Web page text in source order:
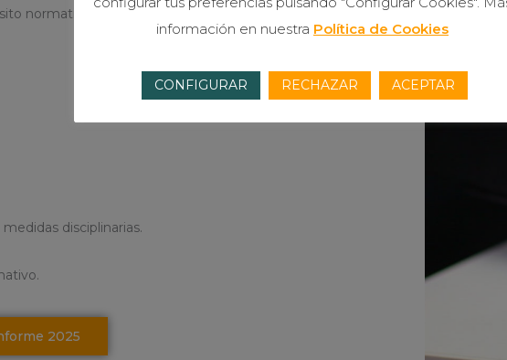
normativo.
disciplinarias.
2025
información en nuestra Política de Cookies
CONFIGURAR RECHAZAR ACEPTAR